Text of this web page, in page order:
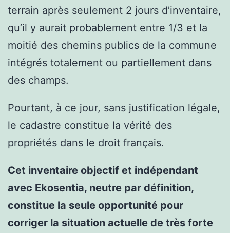
terrain après seulement 2 jours d’inventaire,
qu’il y aurait probablement entre 1/3 et la
moitié des chemins publics de la commune
intégrés totalement ou partiellement dans
des champs.
Pourtant, à ce jour, sans justification légale,
le cadastre constitue la vérité des
propriétés dans le droit français.
Cet inventaire objectif et indépendant
avec Ekosentia, neutre par définition,
constitue la seule opportunité pour
corriger la situation actuelle de très forte